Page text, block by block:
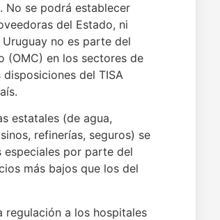
No se podrá establecer
del Estado, ni
no es parte del
(OMC) en los sectores de
del TISA
estatales (de agua,
refinerías, seguros) se
especiales por parte del
más bajos que los del
regulación a los hospitales